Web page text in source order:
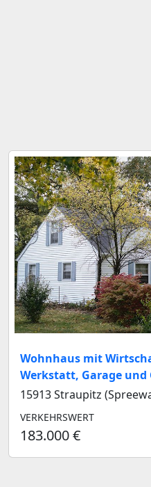
Wohnhaus mit
Werkstatt, Garage und
15913 Straupitz
VERKEHRSWERT
183.000 €